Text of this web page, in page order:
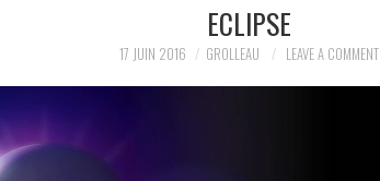
ECLIPSE
17 JUIN 2016 GROLLEAU LEAVE A COMMENT